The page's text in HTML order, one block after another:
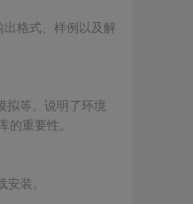
格式、样例以及解
拟等。说明了环境
重要性。
装。